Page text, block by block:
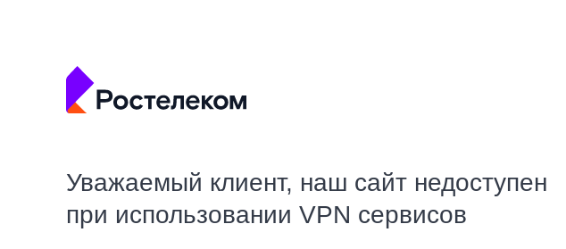
Уважаемый клиент, наш сайт недоступен
при использовании VPN сервисов